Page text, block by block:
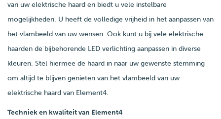
van uw elektrische haard en biedt u vele instelbare
mogelijkheden. U heeft de volledige vrijheid in het aanpassen van
het vlambeeld van uw wensen. Ook kunt u bij vele elektrische
haarden de bijbehorende LED verlichting aanpassen in diverse
kleuren. Stel hiermee de haard in naar uw gewenste stemming
om altijd te blijven genieten van het vlambeeld van uw
elektrische haard van Element4.
Techniek en kwaliteit van Element4